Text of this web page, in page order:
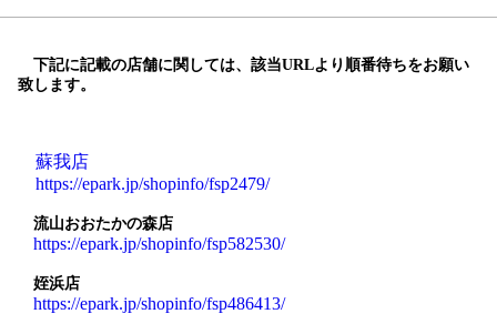
下記に記載の店舗に関しては、該当URLより順番待ちをお願い
致します。
蘇我店
https://epark.jp/shopinfo/fsp2479/
流山おおたかの森店
https://epark.jp/shopinfo/fsp582530/
姪浜店
https://epark.jp/shopinfo/fsp486413/